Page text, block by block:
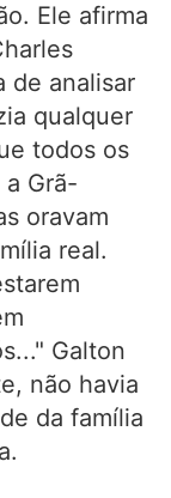
Ele afirma
de analisar
qualquer
todos os
Grã-
oravam
real.
Galton
não havia
da família